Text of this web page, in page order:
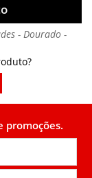
- Dourado -
promoções.